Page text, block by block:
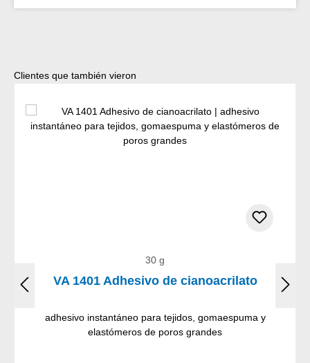
Omitir la galería de productos
Clientes que también vieron
30 g
VA 1401 Adhesivo de cianoacrilato
adhesivo instantáneo para tejidos, gomaespuma y
elastómeros de poros grandes